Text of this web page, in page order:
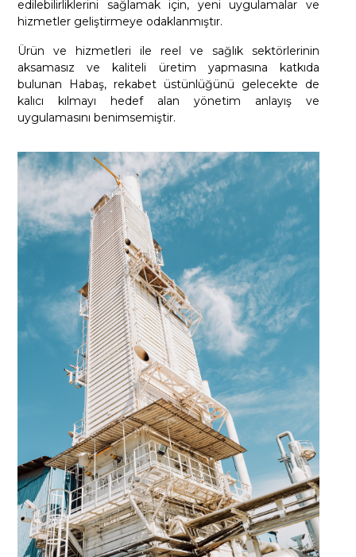
edilebilirliklerini sağlamak için, yeni uygulamalar ve
hizmetler geliştirmeye odaklanmıştır.
Ürün ve hizmetleri ile reel ve sağlık sektörlerinin
aksamasız ve kaliteli üretim yapmasına katkıda
bulunan Habaş, rekabet üstünlüğünü gelecekte de
kalıcı kılmayı hedef alan yönetim anlayış ve
uygulamasını benimsemiştir.